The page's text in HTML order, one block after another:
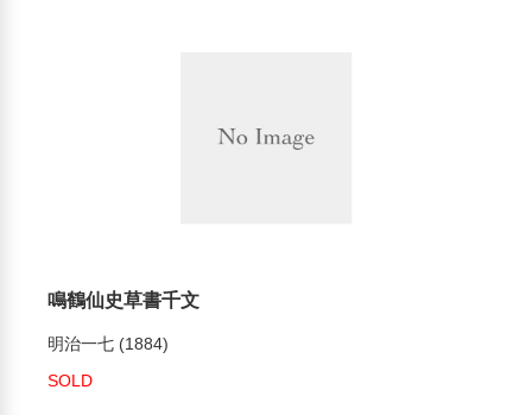
鳴鶴仙史草書千文
明治一七 (1884)
SOLD